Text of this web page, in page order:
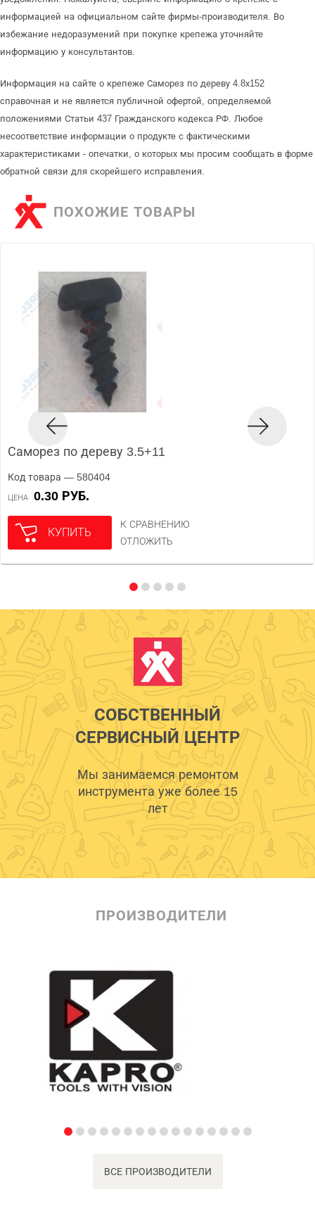
информацией на официальном сайте фирмы-производителя. Во
избежание недоразумений при покупке крепежа уточняйте
информацию у консультантов.
Информация на сайте о крепеже Саморез по дереву 4.8х152
справочная и не является публичной офертой, определяемой
положениями Статьи 437 Гражданского кодекса РФ. Любое
несоответствие информации о продукте с фактическими
характеристиками - опечатки, о которых мы просим сообщать в форме
обратной связи для скорейшего исправления.
ПОХОЖИЕ ТОВАРЫ
Саморез по дереву 3.5+11
Код товара — 580404
ЦЕНА 0.30 РУБ.
КУПИТЬ
К СРАВНЕНИЮ
ОТЛОЖИТЬ
СОБСТВЕННЫЙ
СЕРВИСНЫЙ ЦЕНТР
Мы занимаемся ремонтом
инструмента уже более 15
лет
ПРОИЗВОДИТЕЛИ
ВСЕ ПРОИЗВОДИТЕЛИ